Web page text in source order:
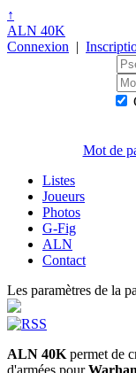
↑
ALN 40K
Connexion |
Mot de
Listes
Joueurs
Photos
G-Fig
ALN
Contact
Les paramètres de la
ALN 40K permet de
d'armées pour